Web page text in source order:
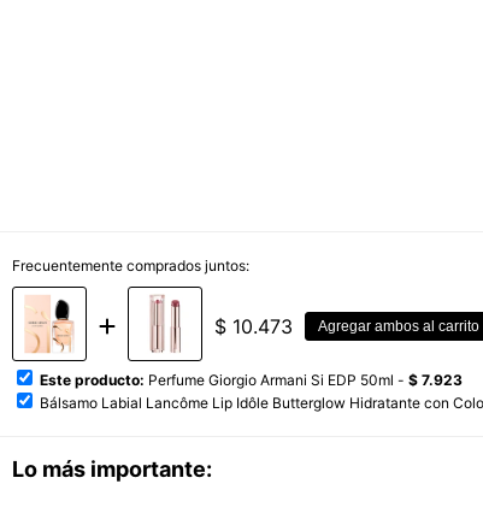
Frecuentemente comprados juntos:
$ 10.473 Agregar ambos al carrito
Este producto: Perfume Giorgio Armani Si EDP 50ml - $ 7.923
Bálsamo Labial Lancôme Lip Idôle Butterglow Hidratante con
Lo más importante: